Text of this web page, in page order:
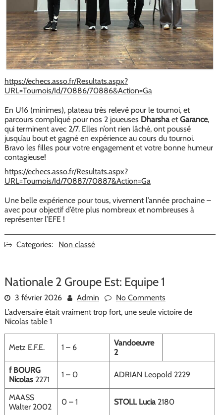
https://echecs.asso.fr/Resultats.aspx?
URL=Tournois/Id/70886/70886&Action=Ga
En U16 (minimes), plateau très relevé pour le tournoi, et
parcours compliqué pour nos 2 joueuses DharshaetGarance,
qui terminent avec 2/7. Elles n’ont rien lâché, ont poussé
jusqu’au bout et gagné en expérience au cours du tournoi.
Bravo les filles pour votre engagement et votre bonne humeur
contagieuse!
https://echecs.asso.fr/Resultats.aspx?
URL=Tournois/Id/70887/70887&Action=Ga
Une belle expérience pour tous, vivement l’année prochaine –
avec pour objectif d’être plus nombreux et nombreuses à
représenter l’EFE !
Categories: Non classé
Nationale 2 Groupe Est: Equipe 1
3 février 2026 Admin
No Comments
L’adversaire était vraiment trop fort, une seule victoire de
Nicolas table 1
Metz E.F.E. 1 – 6
Vandoeuvre
2
f BOURG
Nicolas2271
1 – 0 ADRIAN Leopold 2229
MAASS
Walter 2002
0 – 1 STOLL Lucia2180